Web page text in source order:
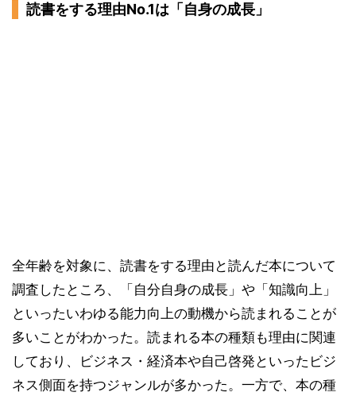
読書をする理由No.1は「自身の成長」
全年齢を対象に、読書をする理由と読んだ本について
調査したところ、「自分自身の成長」や「知識向上」
といったいわゆる能力向上の動機から読まれることが
多いことがわかった。読まれる本の種類も理由に関連
しており、ビジネス・経済本や自己啓発といったビジ
ネス側面を持つジャンルが多かった。一方で、本の種